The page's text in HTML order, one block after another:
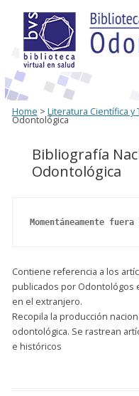
Home > Literatura Científica y
Odontológica
Bibliografía
Odontológica
Momentáneamente
Contiene referencia a los
publicados por Odontológos
en el extranjero.
Recopila la producción
odontológica. Se rastrean
e históricos